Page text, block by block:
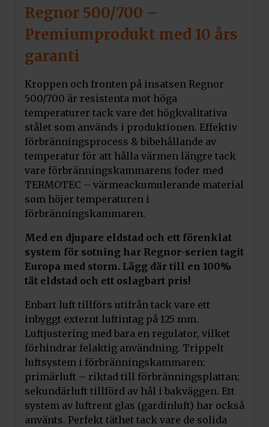
Regnor 500/700 –
Premiumprodukt med 10 års
garanti
Kroppen och fronten på insatsen Regnor
500/700 är resistenta mot höga
temperaturer tack vare det högkvalitativa
stålet som används i produktionen. Effektiv
förbränningsprocess & bibehållande av
temperatur för att hålla värmen längre tack
vare förbränningskammarens foder med
TERMOTEC – värmeackumulerande material
som höjer temperaturen i
förbränningskammaren.
Med en djupare eldstad och ett förenklat
system för sotning har Regnor-serien tagit
Europa med storm. Lägg där till en 100%
tät eldstad och ett oslagbart pris!
Enbart luft tillförs utifrån tack vare ett
inbyggt externt luftintag på 125 mm.
Luftjustering med bara en regulator, vilket
förhindrar felaktig användning. Trippelt
luftsystem i förbränningskammaren:
primärluft – riktad till förbränningsplattan;
sekundärluft tillförd av hål i bakväggen. Ett
system av luftrent glas (gardinluft) har också
använts. Perfekt täthet tack vare de solida